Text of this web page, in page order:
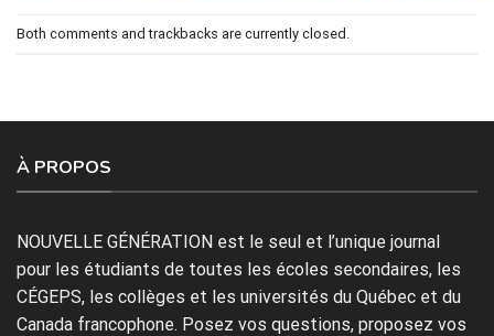
Both comments and trackbacks are currently closed.
À PROPOS
NOUVELLE GÉNÉRATION est le seul et l’unique journal
pour les étudiants de toutes les écoles secondaires, les
CÉGEPS, les collèges et les universités du Québec et du
Canada francophone. Posez vos questions, proposez vos